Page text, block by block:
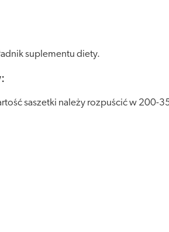
suplementu diety.
saszetki należy rozpuścić w